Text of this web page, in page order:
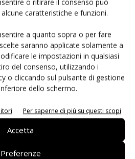
o ritirare il consenso può
caratteristiche e funzioni.
a quanto sopra o per fare
saranno applicate solamente a
le impostazioni in qualsiasi
del consenso, utilizzando i
o cliccando sul pulsante di gestione
dello schermo.
Per saperne di più su questi scopi
Accetta
Preferenze